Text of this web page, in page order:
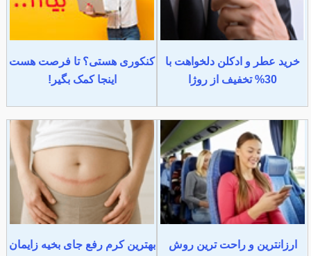
خرید عطر و ادکلن دلخواهت با
30% تخفیف از روژا
کنکوری هستی؟ تا فرصت هست
اینجا کمک بگیر!
ارزانترین و راحت ترین روش
بهترین کرم رفع جای بخیه زایمان